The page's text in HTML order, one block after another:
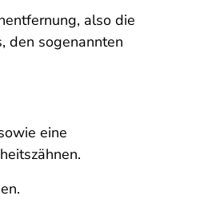
also die
den sogenannten
eine